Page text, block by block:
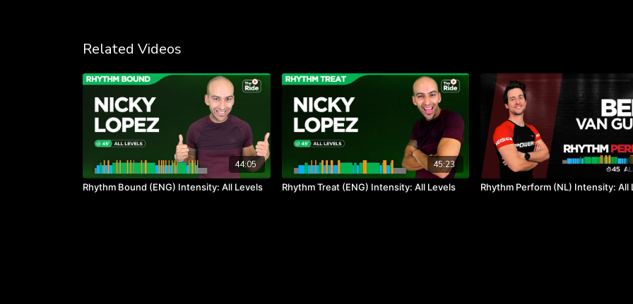
Related Videos
44:05
Rhythm Bound (ENG) Intensity: All Levels
45:23
Rhythm Treat (ENG) Intensity: All Levels
Rhythm Perform (NL) Intensity: All